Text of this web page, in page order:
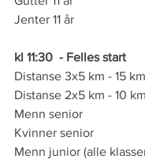
Jenter 11 år
kl 11:30  - Felles start
Distanse 3x5
Distanse 2x5 km - 10 km
Menn
Kvinner senior
Menn junior